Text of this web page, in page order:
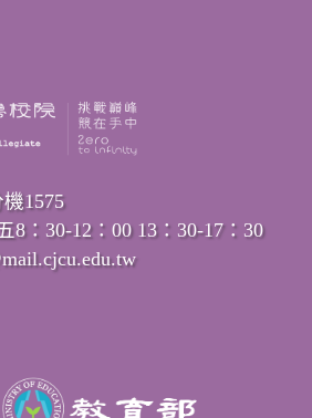
1575
8：30-12：00 13：30-17：30